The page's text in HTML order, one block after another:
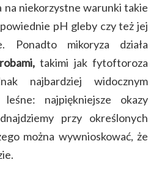
niekorzystne warunki takie
pH gleby czy też jej
Ponadto mikoryza działa
takimi jak fytoftoroza
najbardziej widocznym
najpiękniejsze okazy
przy określonych
można wywnioskować, że